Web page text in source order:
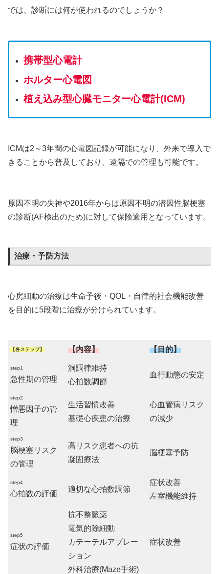
では、診断には何が使われるのでしょうか？
携帯型心電計
ホルター心電図
植え込み型心臓モニター心電計(ICM)
ICMは2～3年間の心電図記録が可能になり、外来で導入で
きることから普及しており、 遠隔での管理も可能です。
原因不明の失神や2016年からは原因不明の潜因性脳梗塞
の診断(AF検出のため)に対して保険適用となっています。
治療・予防方法
心房細動の治療は生命予後・QOL・自律的社会機能改善
を目的に5段階に治療が分けられています。
【各ステップ】 【内容】 【目的】
step1
急性期の管理
洞調律維持
心拍数調節
血行動態の安定
step2
憎悪因子の管
理
生活習慣改善
基礎心疾患の治療
心血管病リスク
の減少
step3
脳梗塞リスク
の管理
高リスク患者への抗
凝固療法
脳梗塞予防
step4
心拍数の評価
適切な心拍数調節
症状改善
左室機能維持
step5
症状の評価
抗不整脈薬
電気的除細動
カテーテルアブレー
ション
外科治療(Maze手術)
症状改善